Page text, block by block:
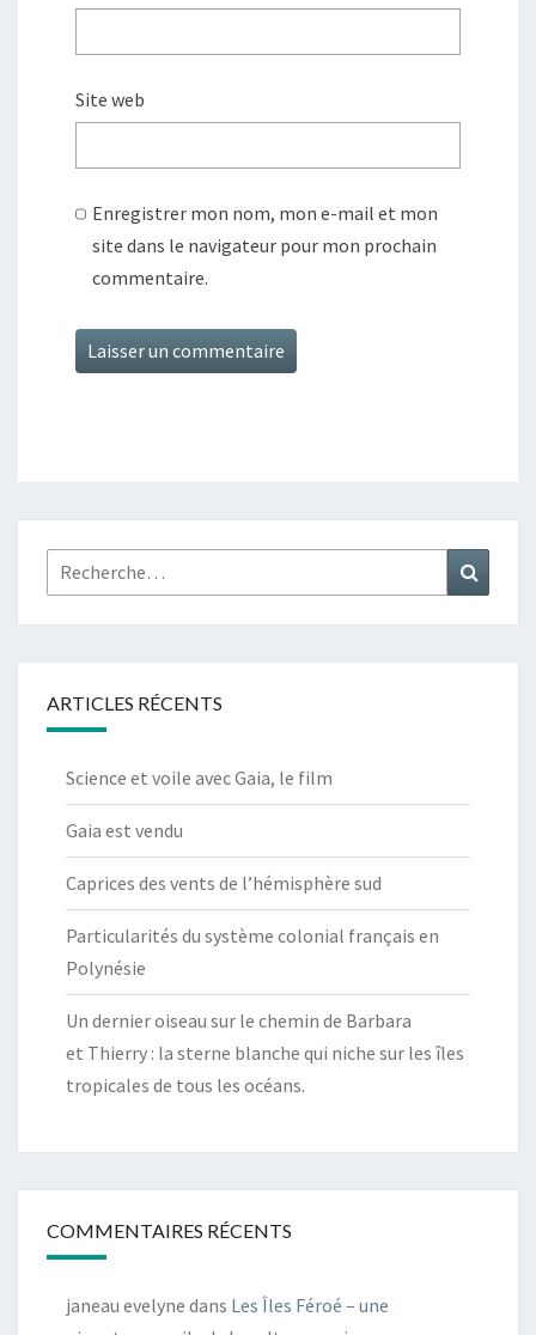
Site web
Enregistrer mon nom, mon e-mail et mon
site dans le navigateur pour mon prochain
commentaire.
Rechercher :
ARTICLES RÉCENTS
Science et voile avec Gaia, le film
Gaia est vendu
Caprices des vents de l’hémisphère sud
Particularités du système colonial français en
Polynésie
Un dernier oiseau sur le chemin de Barbara
et Thierry : la sterne blanche qui niche sur les îles
tropicales de tous les océans.
COMMENTAIRES RÉCENTS
janeau evelyne dans Les Îles Féroé – une